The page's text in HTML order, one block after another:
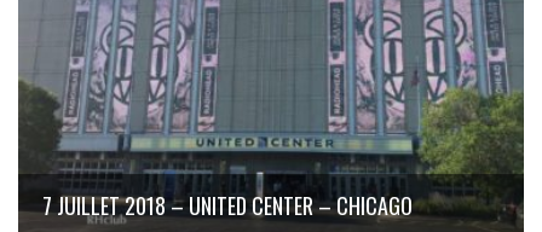
7 JUILLET 2018 – UNITED CENTER – CHICAGO